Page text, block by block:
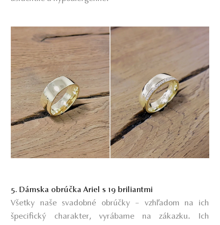
5. Dámska obrúčka Ariel s 19 briliantmi
Všetky naše svadobné obrúčky – vzhľadom na ich
špecifický charakter, vyrábame na zákazku. Ich